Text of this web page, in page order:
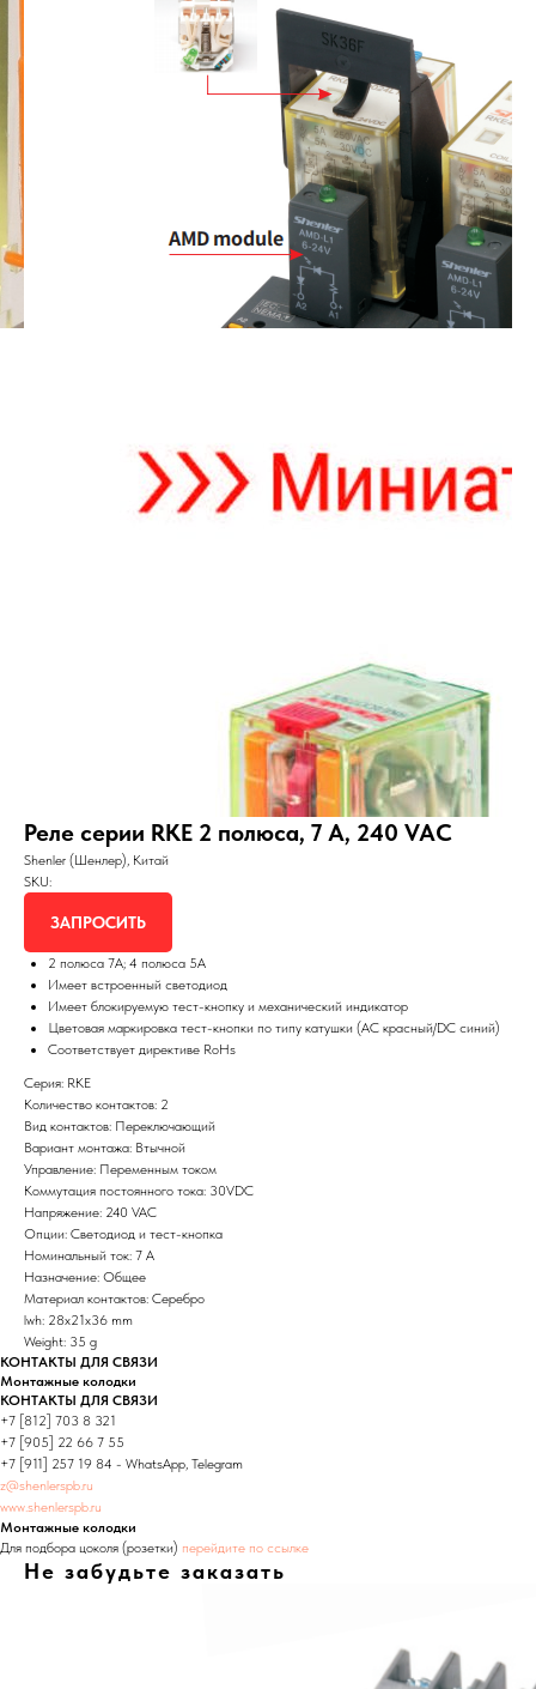
Реле серии RKE 2 полюса, 7 А, 240 VAC
Shenler (Шенлер), Китай
SKU:
ЗАПРОСИТЬ
2 полюса 7A; 4 полюса 5А
Имеет встроенный светодиод
Имеет блокируемую тест-кнопку и механический индикатор
Цветовая маркировка тест-кнопки по типу катушки (AC красный/DC синий)
Соответствует директиве RoHs
Серия: RKE
Количество контактов: 2
Вид контактов: Переключающий
Вариант монтажа: Втычной
Управление: Переменным током
Коммутация постоянного тока: 30VDC
Напряжение: 240 VAC
Опции: Светодиод и тест-кнопка
Номинальный ток: 7 А
Назначение: Общее
Материал контактов: Серебро
lwh: 28x21x36 mm
Weight: 35 g
КОНТАКТЫ ДЛЯ СВЯЗИ
Монтажные колодки
КОНТАКТЫ ДЛЯ СВЯЗИ
+7 [812] 703 8 321
+7 [905] 22 66 7 55
+7 [911] 257 19 84 - WhatsApp, Telegram
z@shenlerspb.ru
www.shenlerspb.ru
Монтажные колодки
Для подбора цоколя (розетки) перейдите по ссылке
Не забудьте заказать